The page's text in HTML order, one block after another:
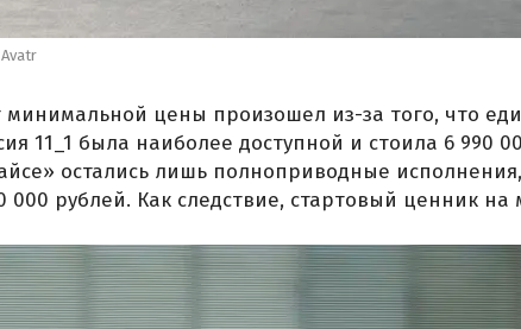
минимальной цены произошел из-за того, что
11_1 была наиболее доступной и стоила 6 990
остались лишь полноприводные
000 рублей. Как следствие, стартовый ценник